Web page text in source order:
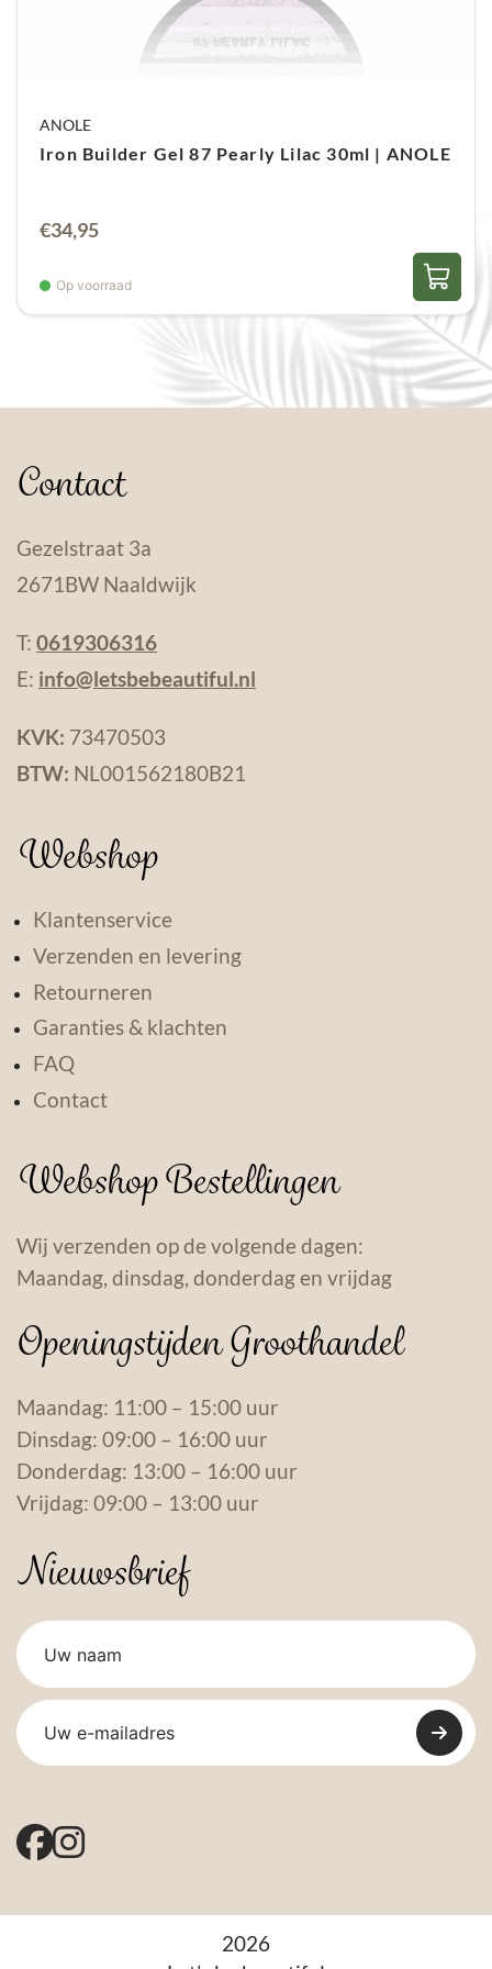
ANOLE
Iron Builder Gel 87 Pearly Lilac 30ml | ANOLE
€34,95
Op voorraad
Contact
Gezelstraat 3a
2671BW Naaldwijk
T: 0619306316
E: info@letsbebeautiful.nl
KVK: 73470503
BTW: NL001562180B21
Webshop
Klantenservice
Verzenden en levering
Retourneren
Garanties & klachten
FAQ
Contact
Webshop Bestellingen
Wij verzenden op de volgende dagen:
Maandag, dinsdag, donderdag en vrijdag
Openingstijden Groothandel
Maandag: 11:00 – 15:00 uur
Dinsdag: 09:00 – 16:00 uur
Donderdag: 13:00 – 16:00 uur
Vrijdag: 09:00 – 13:00 uur
Nieuwsbrief
2026